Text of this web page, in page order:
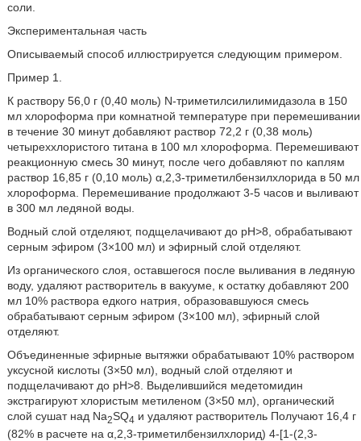
соли.
Экспериментальная часть
Описываемый способ иллюстрируется следующим примером.
Пример 1.
К раствору 56,0 г (0,40 моль) N-триметилсилилимидазола в 150
мл хлороформа при комнатной температуре при перемешивании
в течение 30 минут добавляют раствор 72,2 г (0,38 моль)
четыреххлористого титана в 100 мл хлороформа. Перемешивают
реакционную смесь 30 минут, после чего добавляют по каплям
раствор 16,85 г (0,10 моль) α,2,3-триметилбензилхлорида в 50 мл
хлороформа. Перемешивание продолжают 3-5 часов и выливают
в 300 мл ледяной воды.
Водный слой отделяют, подщелачивают до рН>8, обрабатывают
серным эфиром (3×100 мл) и эфирный слой отделяют.
Из органического слоя, оставшегося после выливания в ледяную
воду, удаляют растворитель в вакууме, к остатку добавляют 200
мл 10% раствора едкого натрия, образовавшуюся смесь
обрабатывают серным эфиром (3×100 мл), эфирный слой
отделяют.
Объединенные эфирные вытяжки обрабатывают 10% раствором
уксусной кислоты (3×50 мл), водный слой отделяют и
подщелачивают до рН>8. Выделившийся медетомидин
экстрагируют хлористым метиленом (3×50 мл), органический
слой сушат над Na2SQ4 и удаляют растворитель Получают 16,4 г
(82% в расчете на α,2,3-триметилбензилхлорид) 4-[1-(2,3-